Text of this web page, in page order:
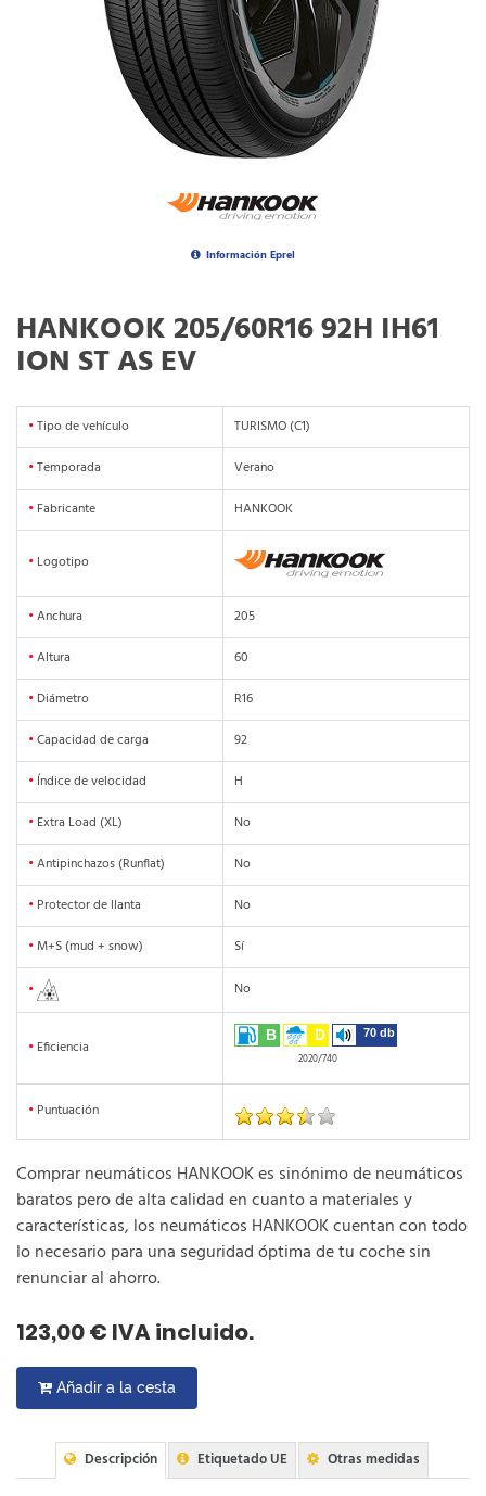
Información Eprel
HANKOOK 205/60R16 92H IH61
ION ST AS EV
•Tipo de vehículo
TURISMO (C1)
•Temporada
Verano
• Fabricante HANKOOK
• Logotipo
•Anchura
205
•Altura
60
• Diámetro
R16
•Capacidad de carga
92
• Índice de velocidad
H
• Extra Load (XL)
No
•Antipinchazos (Runflat)
No
• Protector de llanta
No
• M+S (mud + snow) Sí
• No
• Eficiencia
B D 70 db
2020/740
• Puntuación
Comprar neumáticos HANKOOK es sinónimo de neumáticos
baratos pero de alta calidad en cuanto a materiales y
características, los neumáticos HANKOOK cuentan con todo
lo necesario para una seguridad óptima de tu coche sin
renunciar al ahorro.
123,00 € IVA incluido.
Añadir a la cesta
Descripción Etiquetado UE Otras medidas